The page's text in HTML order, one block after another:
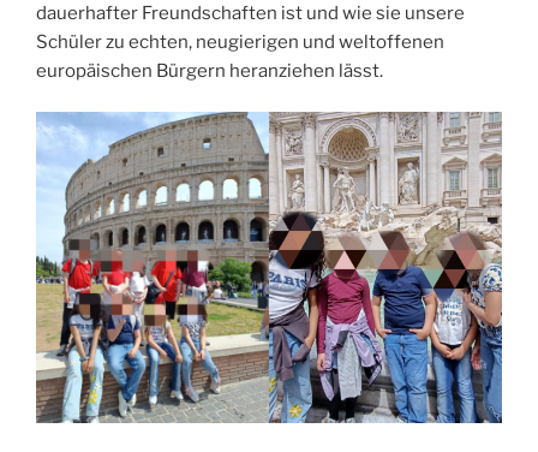
dauerhafter Freundschaften ist und wie sie unsere
Schüler zu echten, neugierigen und weltoffenen
europäischen Bürgern heranziehen lässt.